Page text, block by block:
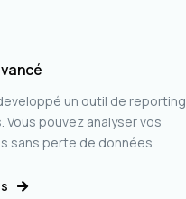
un outil de reporting
Vous pouvez analyser vos
sans perte de données.